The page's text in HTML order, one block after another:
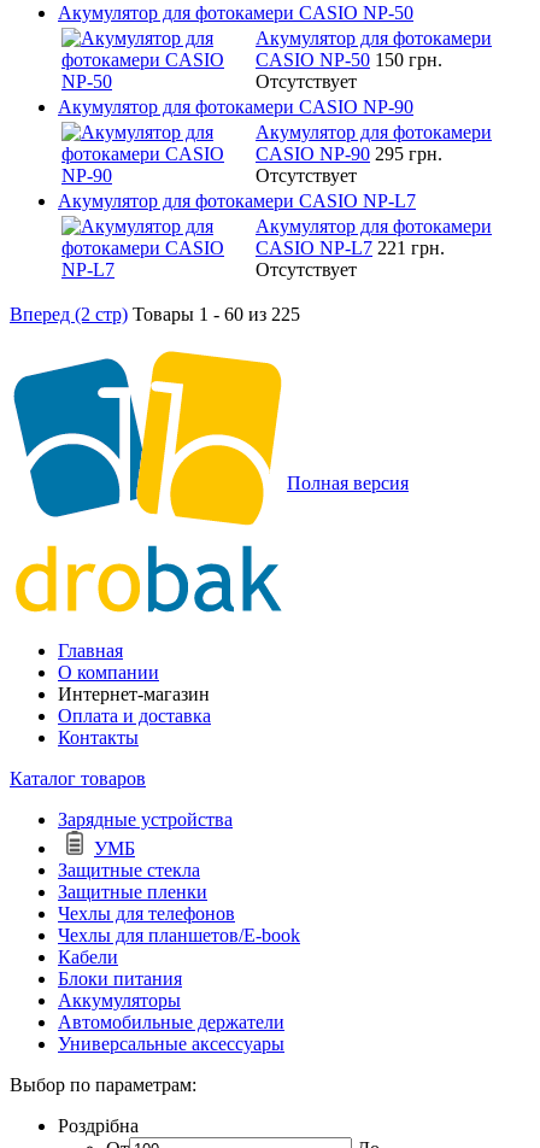
Акумулятор для фотокамери CASIO NP-50
Акумулятор для фотокамери
CASIO NP-50 150 грн.
Отсутствует
Акумулятор для фотокамери CASIO NP-90
Акумулятор для фотокамери
CASIO NP-90 295 грн.
Отсутствует
Акумулятор для фотокамери CASIO NP-L7
Акумулятор для фотокамери
CASIO NP-L7 221 грн.
Отсутствует
Вперед (2 стр) Товары 1 - 60 из 225
Полная версия
Главная
О компании
Интернет-магазин
Оплата и доставка
Контакты
Каталог товаров
Зарядные устройства
УМБ
Защитные стекла
Защитные пленки
Чехлы для телефонов
Чехлы для планшетов/E-book
Кабели
Блоки питания
Аккумуляторы
Автомобильные держатели
Универсальные аксессуары
Выбор по параметрам:
Роздрібна